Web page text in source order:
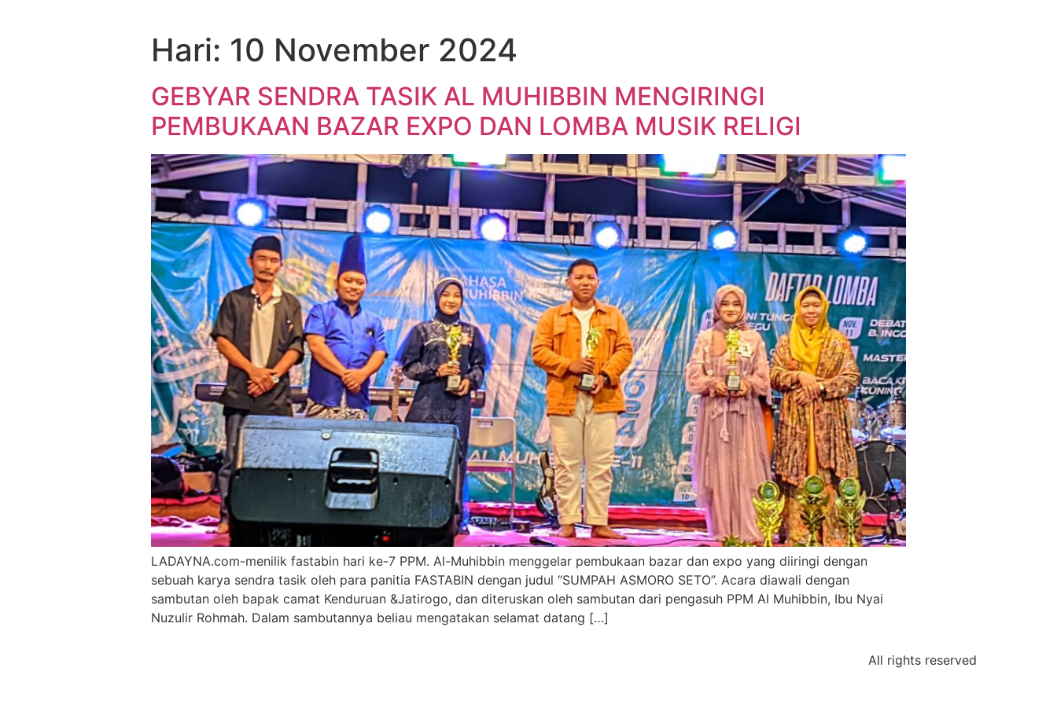
Hari: 10 November 2024
GEBYAR SENDRA TASIK AL MUHIBBIN MENGIRINGI
PEMBUKAAN BAZAR EXPO DAN LOMBA MUSIK RELIGI
LADAYNA.com-menilik fastabin hari ke-7 PPM. Al-Muhibbin menggelar pembukaan bazar dan expo yang diiringi dengan
sebuah karya sendra tasik oleh para panitia FASTABIN dengan judul “SUMPAH ASMORO SETO”. Acara diawali dengan
sambutan oleh bapak camat Kenduruan &Jatirogo, dan diteruskan oleh sambutan dari pengasuh PPM Al Muhibbin, Ibu Nyai
Nuzulir Rohmah. Dalam sambutannya beliau mengatakan selamat datang […]
All rights reserved